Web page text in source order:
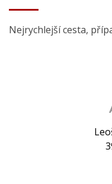
Nejrychlejší cesta,